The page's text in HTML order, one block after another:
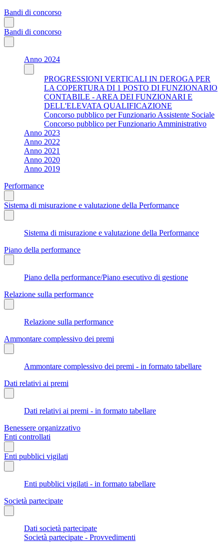
Bandi di concorso
Bandi di concorso
Anno 2024
PROGRESSIONI VERTICALI IN DEROGA PER
LA COPERTURA DI 1 POSTO DI FUNZIONARIO
CONTABILE - AREA DEI FUNZIONARI E
DELL'ELEVATA QUALIFICAZIONE
Concorso pubblico per Funzionario Assistente Sociale
Concorso pubblico per Funzionario Amministrativo
Anno 2023
Anno 2022
Anno 2021
Anno 2020
Anno 2019
Performance
Sistema di misurazione e valutazione della Performance
Sistema di misurazione e valutazione della Performance
Piano della performance
Piano della performance/Piano esecutivo di gestione
Relazione sulla performance
Relazione sulla performance
Ammontare complessivo dei premi
Ammontare complessivo dei premi - in formato tabellare
Dati relativi ai premi
Dati relativi ai premi - in formato tabellare
Benessere organizzativo
Enti controllati
Enti pubblici vigilati
Enti pubblici vigilati - in formato tabellare
Società partecipate
Dati società partecipate
Società partecipate - Provvedimenti